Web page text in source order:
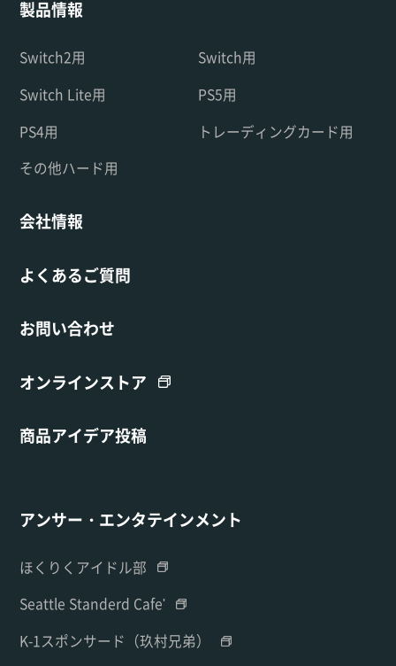
製品情報
Switch2用
Switch用
Switch Lite用
PS5用
PS4用
トレーディングカード用
その他ハード用
会社情報
よくあるご質問
お問い合わせ
オンラインストア
商品アイデア投稿
アンサー・エンタテインメント
ほくりくアイドル部
Seattle Standerd Cafe'
K-1スポンサード（玖村兄弟）